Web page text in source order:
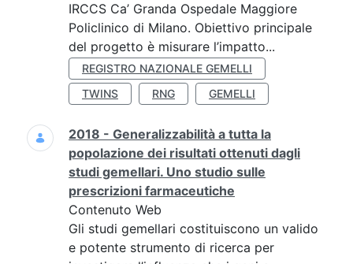
IRCCS Ca’ Granda Ospedale Maggiore
Policlinico di Milano. Obiettivo principale
del progetto è misurare l’impatto...
REGISTRO NAZIONALE GEMELLI
TWINS
RNG GEMELLI
2018 - Generalizzabilità a tutta la
popolazione dei risultati ottenuti dagli
studi gemellari. Uno studio sulle
prescrizioni farmaceutiche
Contenuto Web
Gli studi gemellari costituiscono un valido
e potente strumento di ricerca per